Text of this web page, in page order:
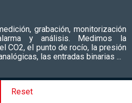
grabación, monitorización
y análisis. Medimos la
CO2, el punto de rocío, la presión
las entradas binarias ...
Reset